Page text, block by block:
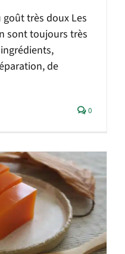
très doux Les
sont toujours très
de
0